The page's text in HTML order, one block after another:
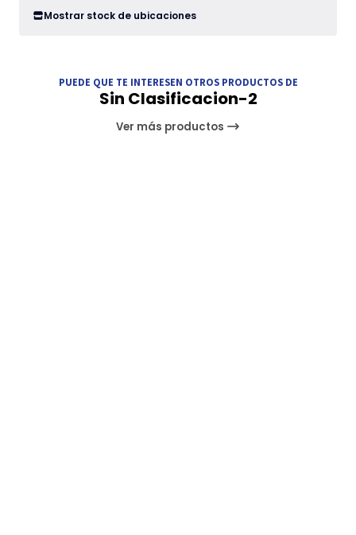
Mostrar stock de ubicaciones
PUEDE QUE TE INTERESEN OTROS PRODUCTOS DE
Sin Clasificacion-2
Ver más productos